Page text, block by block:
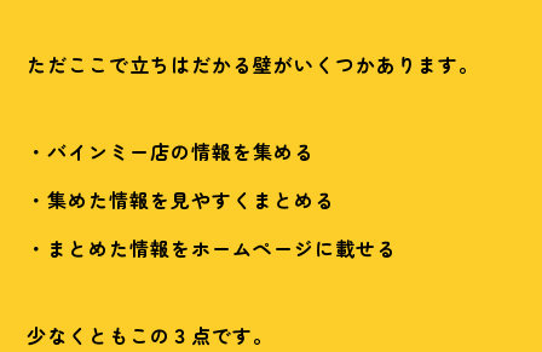
ただここで立ちはだかる壁がいくつかあります。
・バインミー店の情報を集める
・集めた情報を見やすくまとめる
・まとめた情報をホームページに載せる
少なくともこの３点です。